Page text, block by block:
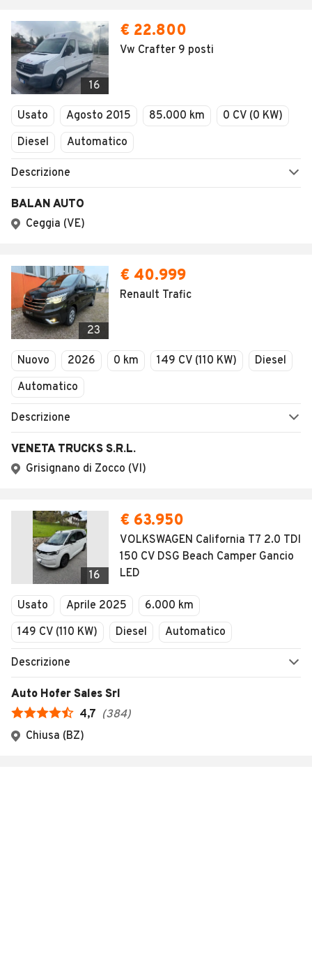
16
€ 22.800
Vw Crafter 9 posti
Usato Agosto 2015 85.000 km
0 CV (0 KW)
Diesel
Automatico
Descrizione
BALAN AUTO
Ceggia (VE)
23
€ 40.999
Renault Trafic
Nuovo 2026 0 km 149 CV (110 KW)
Diesel
Automatico
Descrizione
VENETA TRUCKS S.R.L.
Grisignano di Zocco (VI)
16
€ 63.950
VOLKSWAGEN California T7 2.0 TDI
150 CV DSG Beach Camper Gancio
LED
Usato Aprile 2025
6.000 km
149 CV (110 KW)
Diesel Automatico
Descrizione
Auto Hofer Sales Srl
4,7 (384)
Chiusa (BZ)